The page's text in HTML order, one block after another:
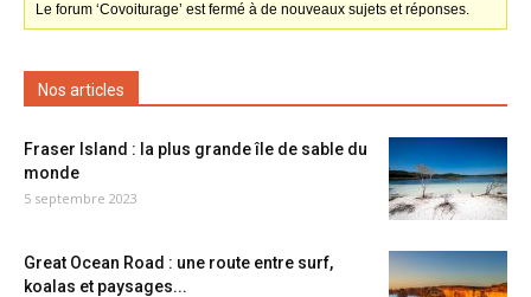
Le forum ‘Covoiturage’ est fermé à de nouveaux sujets et réponses.
Nos articles
Fraser Island : la plus grande île de sable du
monde
5 septembre 2023
Great Ocean Road : une route entre surf,
koalas et paysages...